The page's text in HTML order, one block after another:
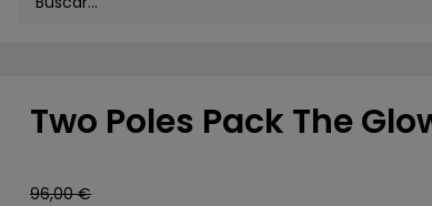
Two Poles Pack The
96,00 €